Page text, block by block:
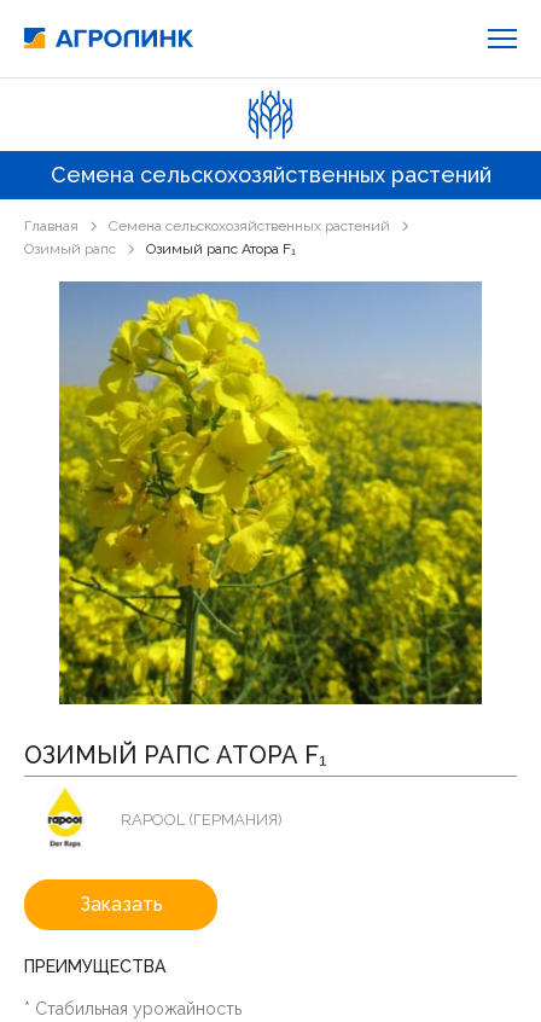
Семена сельскохозяйственных растений
Главная
Семена сельскохозяйственных растений
Озимый рапс
Озимый рапс Атора F₁
ОЗИМЫЙ РАПС АТОРА F₁
RAPOOL (ГЕРМАНИЯ)
Заказать
ПРЕИМУЩЕСТВА
* Стабильная урожайность